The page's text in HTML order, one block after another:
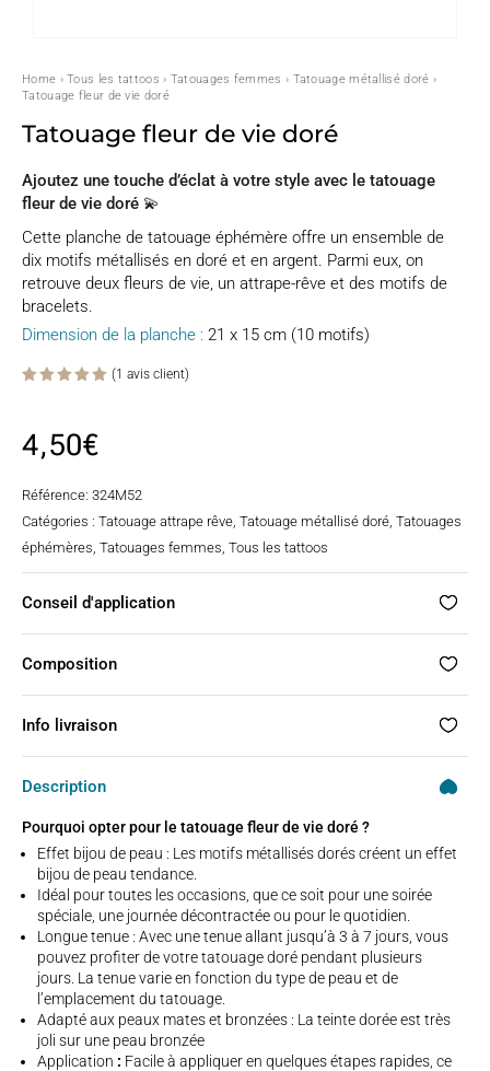
Home ›Tous les tattoos › Tatouages femmes › Tatouage métallisé doré ›
Tatouage fleur de vie doré
Tatouage fleur de vie doré
Ajoutez une touche d’éclat à votre style avec le tatouage
fleur de vie doré 💫
Cette planche de tatouage éphémère offre un ensemble de
dix motifs métallisés en doré et en argent. Parmi eux, on
retrouve deux fleurs de vie, un attrape-rêve et des motifs de
bracelets.
Dimension de la planche : 21 x 15 cm (10 motifs)
sur
notation
(1 avis client)
4,50€
Référence: 324M52
Catégories : Tatouage attrape rêve Tatouage métallisé doré Tatouages
éphémères Tatouages femmes Tous les tattoos
Conseil d'application
Composition
Info livraison
Description
Pourquoi opter pour le tatouage fleur de vie doré ?
Effet bijou de peau : Les motifs métallisés dorés créent un effet
bijou de peau tendance.
Idéal pour toutes les occasions, que ce soit pour une soirée
spéciale, une journée décontractée ou pour le quotidien.
Longue tenue : Avec une tenue allant jusqu’à 3 à 7 jours, vous
pouvez profiter de votre tatouage doré pendant plusieurs
jours. La tenue varie en fonction du type de peau et de
l’emplacement du tatouage.
Adapté aux peaux mates et bronzées : La teinte dorée est très
joli sur une peau bronzée
Application : Facile à appliquer en quelques étapes rapides, ce